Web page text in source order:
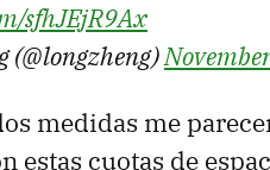
sfhJEjR9Ax
(@longzheng)
medidas me
estas cuotas de